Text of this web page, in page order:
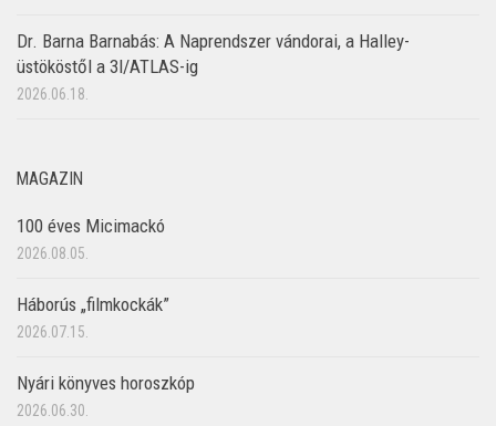
Dr. Barna Barnabás: A Naprendszer vándorai, a Halley-
üstököstől a 3I/ATLAS-ig
2026.06.18.
MAGAZIN
100 éves Micimackó
2026.08.05.
Háborús „filmkockák”
2026.07.15.
Nyári könyves horoszkóp
2026.06.30.